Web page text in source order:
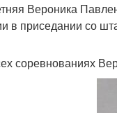
Вероника
в приседании со
соревнованиях